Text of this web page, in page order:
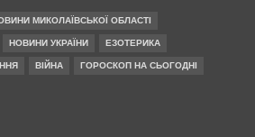
МИКОЛАЇВСЬКОЇ ОБЛАСТІ
НОВИНИ УКРАЇНИ ЕЗОТЕРИКА
ВІЙНА ГОРОСКОП НА СЬОГОДНІ